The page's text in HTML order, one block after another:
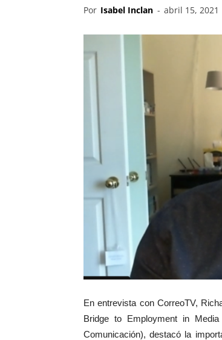
Por Isabel Inclan - abril 15, 2021
En entrevista con CorreoTV,
Bridge to Employment in
Comunicación), destacó la